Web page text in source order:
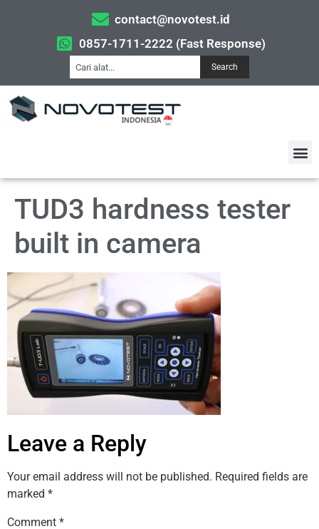
contact@novotest.id
0857-1711-2222 (Fast Response)
Search
TUD3 hardness tester
built in camera
Leave a Reply
Your email address will not be published. Required fields are
marked *
Comment *